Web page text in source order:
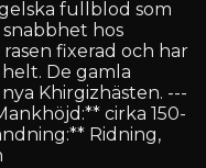
fullblod som
hos
fixerad och har
De gamla
Khirgizhästen. ---
cirka 150-
Ridning,